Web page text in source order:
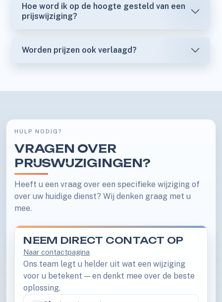
Hoe word ik op de hoogte gesteld van een
prijswijziging?
Worden prijzen ook verlaagd?
HULP NODIG?
VRAGEN OVER
PRIJSWIJZIGINGEN?
Heeft u een vraag over een specifieke wijziging of
over uw huidige dienst? Wij denken graag met u
mee.
NEEM DIRECT CONTACT OP
Naar contactpagina
Ons team legt u helder uit wat een wijziging
voor u betekent — en denkt mee over de beste
oplossing.